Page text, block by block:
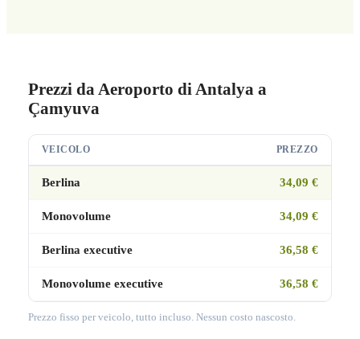
Prezzi da Aeroporto di Antalya a
Çamyuva
VEICOLO PREZZO
Berlina 34,09 €
Monovolume 34,09 €
Berlina executive 36,58 €
Monovolume executive 36,58 €
Prezzo fisso per veicolo, tutto incluso. Nessun costo nascosto.